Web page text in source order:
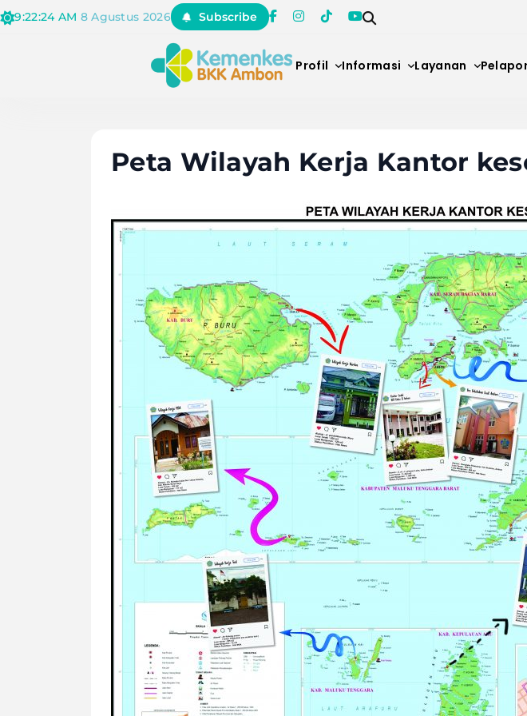
Skip
to
9:22:24 AM 8 Agustus 2026 Subscribe
Profil Informasi Layanan
Peta Wilayah Kerja Kantor